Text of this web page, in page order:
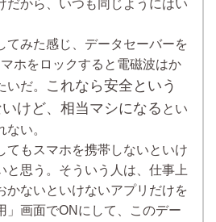
だから、いつも同じようにはい
てみた感じ、データセーバーを
ホをロックすると電磁波はか
いだ。
これなら安全という
けど、相当マシになる とい
ない。
てもスマホを携帯しないといけ
と思う。そういう人は、仕事上
かないといけないアプリだけを
」画面でONにして、このデー